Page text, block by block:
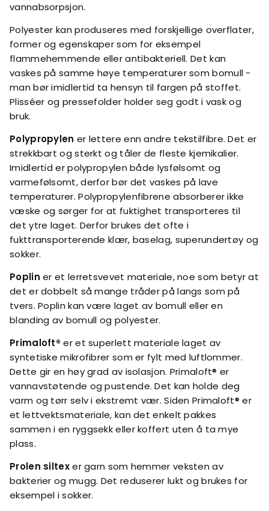
vannabsorpsjon.
Polyester kan produseres med forskjellige overflater,
former og egenskaper som for eksempel
flammehemmende eller antibakteriell. Det kan
vaskes på samme høye temperaturer som bomull -
man bør imidlertid ta hensyn til fargen på stoffet.
Plisséer og pressefolder holder seg godt i vask og
bruk.
Polypropylen er lettere enn andre tekstilfibre. Det er
strekkbart og sterkt og tåler de fleste kjemikalier.
Imidlertid er polypropylen både lysfølsomt og
varmefølsomt, derfor bør det vaskes på lave
temperaturer. Polypropylenfibrene absorberer ikke
væske og sørger for at fuktighet transporteres til
det ytre laget. Derfor brukes det ofte i
fukttransporterende klær, baselag, superundertøy og
sokker.
Poplin er et lerretsvevet materiale, noe som betyr at
det er dobbelt så mange tråder på langs som på
tvers. Poplin kan være laget av bomull eller en
blanding av bomull og polyester.
Primaloft® er et superlett materiale laget av
syntetiske mikrofibrer som er fylt med luftlommer.
Dette gir en høy grad av isolasjon. Primaloft® er
vannavstøtende og pustende. Det kan holde deg
varm og tørr selv i ekstremt vær. Siden Primaloft® er
et lettvektsmateriale, kan det enkelt pakkes
sammen i en ryggsekk eller koffert uten å ta mye
plass.
Prolen siltexer garn som hemmer veksten av
bakterier og mugg. Det reduserer lukt og brukes for
eksempel i sokker.